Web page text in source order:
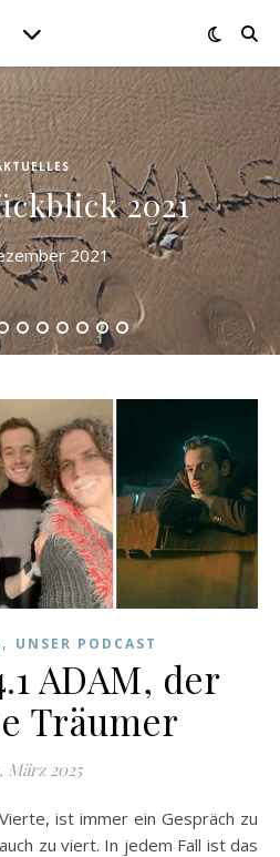
2021
2021
, UNSER PODCAST
ADAM, der
Träumer
März 2025
zu viert. In jedem Fall ist das